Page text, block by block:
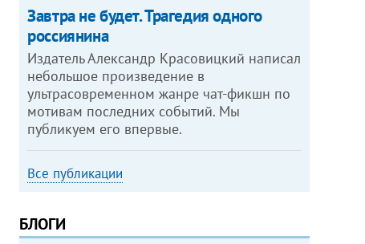
Завтра не будет. Трагедия одного
россиянина
Издатель Александр Красовицкий написал
небольшое произведение в
ультрасовременном жанре чат-фикшн по
мотивам последних событий. Мы
публикуем его впервые.
Все публикации
БЛОГИ